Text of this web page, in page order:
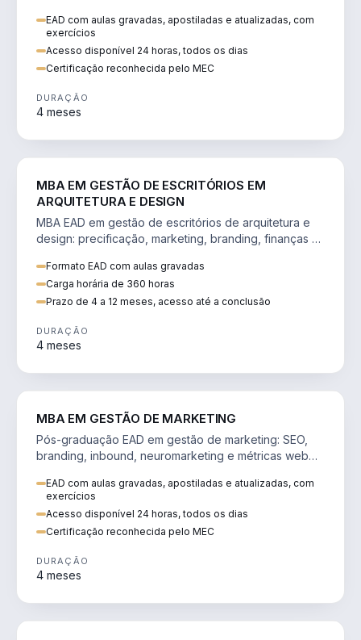
EAD com aulas gravadas, apostiladas e atualizadas, com
exercícios
Acesso disponível 24 horas, todos os dias
Certificação reconhecida pelo MEC
DURAÇÃO
4 meses
MBA EM GESTÃO DE ESCRITÓRIOS EM
ARQUITETURA E DESIGN
MBA EAD em gestão de escritórios de arquitetura e
design: precificação, marketing, branding, finanças e
Formato EAD com aulas gravadas
Carga horária de 360 horas
Prazo de 4 a 12 meses, acesso até a conclusão
DURAÇÃO
4 meses
MBA EM GESTÃO DE MARKETING
Pós-graduação EAD em gestão de marketing: SEO,
branding, inbound, neuromarketing e métricas web
EAD com aulas gravadas, apostiladas e atualizadas, com
exercícios
Acesso disponível 24 horas, todos os dias
Certificação reconhecida pelo MEC
DURAÇÃO
4 meses